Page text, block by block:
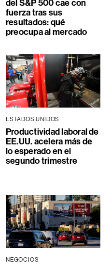
del S&P 500 cae con
fuerza tras sus
resultados: qué
preocupa al mercado
ESTADOS UNIDOS
Productividad laboral de
EE.UU. acelera más de
lo esperado en el
segundo trimestre
NEGOCIOS